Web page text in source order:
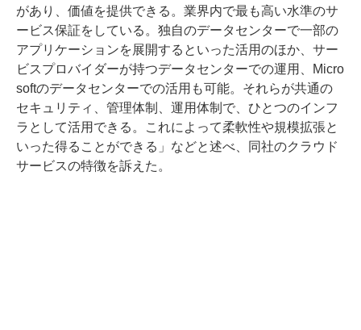
があり、価値を提供できる。業界内で最も高い水準のサ
ービス保証をしている。独自のデータセンターで一部の
アプリケーションを展開するといった活用のほか、サー
ビスプロバイダーが持つデータセンターでの運用、Micro
softのデータセンターでの活用も可能。それらが共通の
セキュリティ、管理体制、運用体制で、ひとつのインフ
ラとして活用できる。これによって柔軟性や規模拡張と
いった得ることができる」などと述べ、同社のクラウド
サービスの特徴を訴えた。